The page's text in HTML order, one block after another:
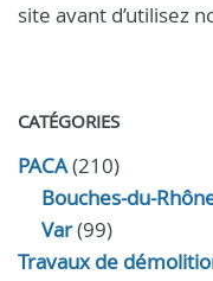
site avant d’utilisez
CATÉGORIES
PACA(210)
Bouches-du-
Var(99)
Travaux de